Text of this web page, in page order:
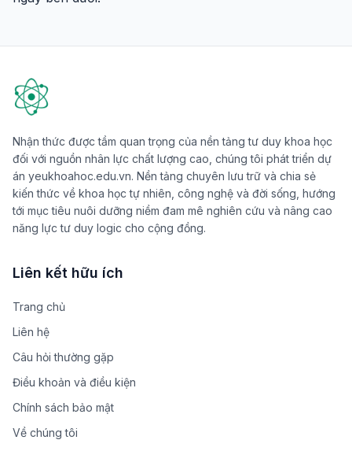
Nhận thức được tầm quan trọng của nền tảng tư duy khoa học
đối với nguồn nhân lực chất lượng cao, chúng tôi phát triển dự
án yeukhoahoc.edu.vn. Nền tảng chuyên lưu trữ và chia sẻ
kiến thức về khoa học tự nhiên, công nghệ và đời sống, hướng
tới mục tiêu nuôi dưỡng niềm đam mê nghiên cứu và nâng cao
năng lực tư duy logic cho cộng đồng.
Liên kết hữu ích
Trang chủ
Liên hệ
Câu hỏi thường gặp
Điều khoản và điều kiện
Chính sách bảo mật
Về chúng tôi